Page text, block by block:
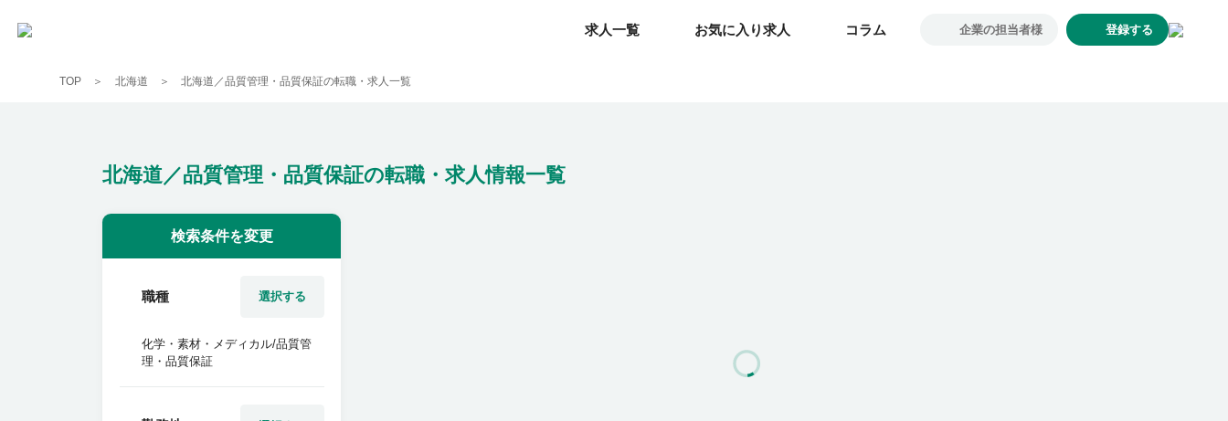
求人一覧 お気に入り求人 コラム 企業の担当者様 登録する
求人一覧 お気に入り求人 コラム 企業の担当者様 登録する
TOP 北海道 北海道／品質管理・品質保証の転職・求人一覧
北海道／品質管理・品質保証の転職・求人情報一覧
検索条件を変更
選択する
職種
化学・素材・メディカル/品質管
理・品質保証